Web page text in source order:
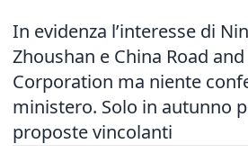
In evidenza l’interesse di
Zhoushan e China Road
Corporation ma niente
ministero. Solo in autunno
proposte vincolanti